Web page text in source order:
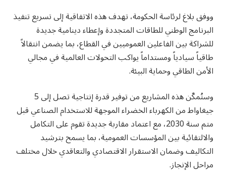
ووفق بلاغ لرئاسة الحكومة، تهدف هذه الاتفاقية إلى تسريع تنفيذ
البرنامج الوطني للطاقات المتجددة وإعطاء دينامية جديدة
للشراكة بين الفاعلين العموميين في القطاع، بما يضمن انتقالاً
طاقياً سيادياً ومستداماً يواكب التحولات العالمية في مجالي
الأمن الطاقي وحماية البيئة.
وستُمكّن هذه المشاريع من توفير قدرة إنتاجية تصل إلى 5
جيغاواط من الكهرباء الخضراء الموجهة للاستخدام الصناعي قبل
متم سنة 2030، مع اعتماد مقاربة جديدة تقوم على التكامل
والالتقائية بين المؤسسات العمومية، بما يسمح بترشيد
التكاليف وضمان الاستقرار الاقتصادي والتعاقدي خلال مختلف
مراحل الإنجاز.